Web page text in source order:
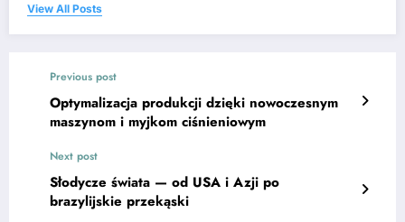
View All Posts
Previous post
Optymalizacja produkcji dzięki nowoczesnym
maszynom i myjkom ciśnieniowym
Next post
Słodycze świata — od USA i Azji po
brazylijskie przekąski